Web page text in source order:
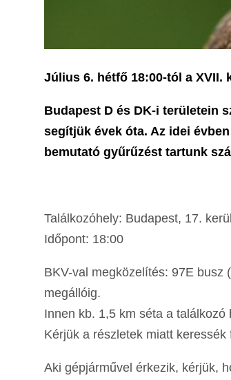
Július 6. hétfő 18:00-tól a XVII.
Budapest D és DK-i területein
segítjük évek óta. Az idei
bemutató gyűrűzést tartunk
Találkozóhely: Budapest, 17.
Időpont: 18:00
BKV-val megközelítés: 97E busz
megállóig.
Innen kb. 1,5 km séta a találkozó
Kérjük a részletek miatt keressék
Aki gépjárművel érkezik, kérjük,